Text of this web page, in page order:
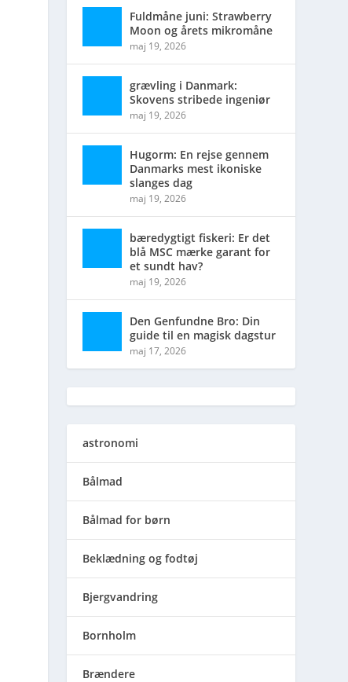
Fuldmåne juni: Strawberry
Moon og årets mikromåne
maj 19, 2026
grævling i Danmark:
Skovens stribede ingeniør
maj 19, 2026
Hugorm: En rejse gennem
Danmarks mest ikoniske
slanges dag
maj 19, 2026
bæredygtigt fiskeri: Er det
blå MSC mærke garant for
et sundt hav?
maj 19, 2026
Den Genfundne Bro: Din
guide til en magisk dagstur
maj 17, 2026
astronomi
Bålmad
Bålmad for børn
Beklædning og fodtøj
Bjergvandring
Bornholm
Brændere